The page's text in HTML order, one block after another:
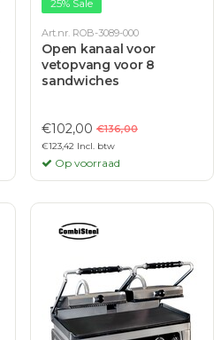
25% Sale
Art.nr. ROB-3089-000
Open kanaal voor
vetopvang voor 8
sandwiches
€102,00 €136,00
€123,42 Incl. btw
Op voorraad